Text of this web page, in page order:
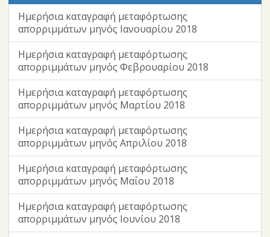
Ημερήσια καταγραφή μεταφόρτωσης
απορριμμάτων μηνός Ιανουαρίου 2018
Ημερήσια καταγραφή μεταφόρτωσης
απορριμμάτων μηνός Φεβρουαρίου 2018
Ημερήσια καταγραφή μεταφόρτωσης
απορριμμάτων μηνός Μαρτίου 2018
Ημερήσια καταγραφή μεταφόρτωσης
απορριμμάτων μηνός Απριλίου 2018
Ημερήσια καταγραφή μεταφόρτωσης
απορριμμάτων μηνός Μαΐου 2018
Ημερήσια καταγραφή μεταφόρτωσης
απορριμμάτων μηνός Ιουνίου 2018